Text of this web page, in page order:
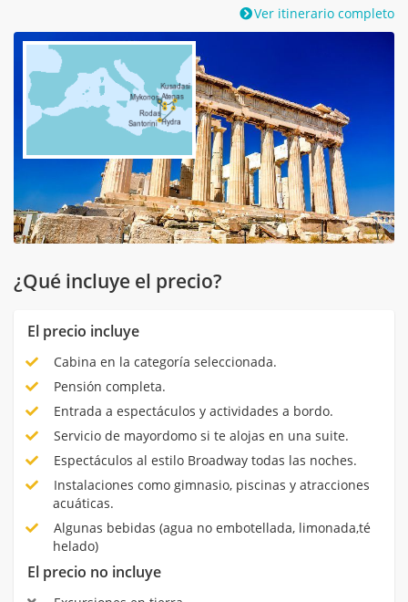
Ver itinerario completo
¿Qué incluye el precio?
El precio incluye
Cabina en la categoría seleccionada.
Pensión completa.
Entrada a espectáculos y actividades a bordo.
Servicio de mayordomo si te alojas en una suite.
Espectáculos al estilo Broadway todas las noches.
Instalaciones como gimnasio, piscinas y atracciones
acuáticas.
Algunas bebidas (agua no embotellada, limonada,té
helado)
El precio no incluye